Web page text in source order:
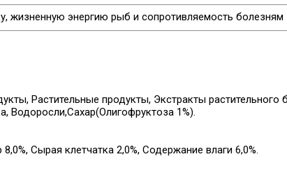
жизненную энергию рыб и сопротивляемость болезням
Растительные продукты, Экстракты
Водоросли,Сахар(Олигофруктоза 1%).
Сырая клетчатка 2,0%, Содержание влаги 6,0%.